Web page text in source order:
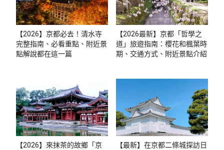
【2026】京都必去！清水寺
完整指南、必看重點、附近景
點解說都在這一篇
【2026最新】京都「哲學之
道」旅遊指南：櫻花和楓葉時
期、交通方式、附近景點介紹
【2026】來抹茶的故鄉「京
【最新】在京都二條城探訪日